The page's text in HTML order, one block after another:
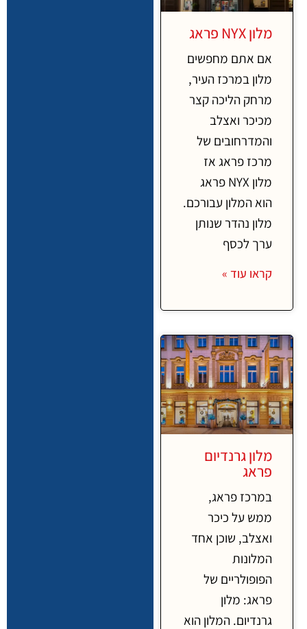
מלון NYX פראג
אם אתם מחפשים
מלון במרכז העיר,
מרחק הליכה קצר
מכיכר ואצלב
והמדרחובים של
מרכז פראג אז
מלון NYX פראג
הוא המלון עבורכם.
מלון נהדר שנותן
ערך לכסף
קראו עוד »
מלון גרנדיום
פראג
במרכז פראג,
ממש על כיכר
ואצלב, שוכן אחד
המלונות
הפופולריים של
פראג: מלון
גרנדיום. המלון הוא